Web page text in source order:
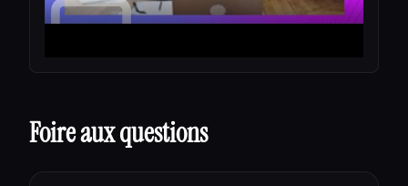
Foire aux questions